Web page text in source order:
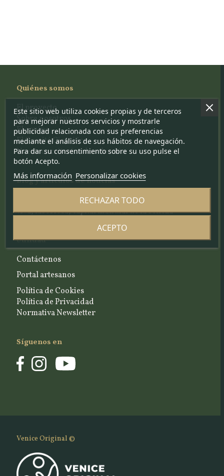
Quiénes somos
El proyecto
Sobre nosotros
El equipo
El Comité Científico
Nuestros criterios de selección
Blog y artículos de noticias
Un lugar para compartir la historia de una Venecia
viva, laboriosa, capital mundial de la belleza
Utilidad
Contáctenos
Portal artesanos
Política de Cookies
Política de Privacidad
Normativa Newsletter
Síguenos en
Venice Original ©
Este sitio web utiliza cookies propias y de terceros
para mejorar nuestros servicios y mostrarle
publicidad relacionada con sus preferencias
mediante el análisis de sus hábitos de navegación.
Para dar su consentimiento sobre su uso pulse el
botón Acepto.
Más información Personalizar cookies
RECHAZAR TODO
ACEPTO